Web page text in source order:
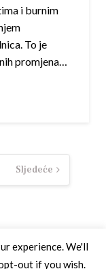
i burnim
To je
promjena…
Sljedeće
experience. We'll
out if you wish.